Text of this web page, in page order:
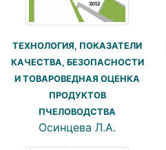
ТЕХНОЛОГИЯ, ПОКАЗАТЕЛИ
КАЧЕСТВА, БЕЗОПАСНОСТИ
И ТОВАРОВЕДНАЯ ОЦЕНКА
ПРОДУКТОВ
ПЧЕЛОВОДСТВА
Осинцева Л.А.